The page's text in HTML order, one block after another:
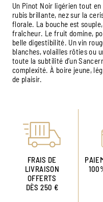
Un Pinot Noir ligérien tout
rubis brillante, nez sur la
florale. La bouche est
fraîcheur. Le fruit domine,
belle digestibilité. Un vin
blanches, volailles rôties ou
toute la subtilité d’un
complexité. À boire jeune,
de plaisir.
FRAIS DE
LIVRAISON
OFFERTS
DÈS 250 €